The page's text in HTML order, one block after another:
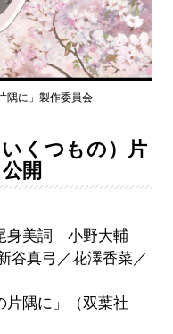
隅に」製作委員会
くつもの）片
開
美詞 小野大輔
真弓／花澤香菜／
片隅に」（双葉社